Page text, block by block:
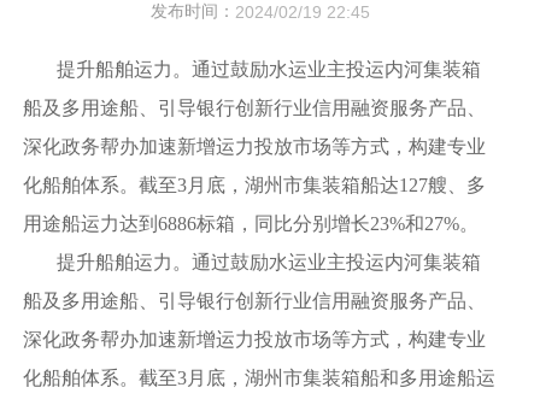
发布时间： 2024/02/19 22:45
提升船舶运力。通过鼓励水运业主投运内河集装箱
船及多用途船、引导银行创新行业信用融资服务产品、
深化政务帮办加速新增运力投放市场等方式，构建专业
化船舶体系。截至3月底，湖州市集装箱船达127艘、多
用途船运力达到6886标箱，同比分别增长23%和27%。
提升船舶运力。通过鼓励水运业主投运内河集装箱
船及多用途船、引导银行创新行业信用融资服务产品、
深化政务帮办加速新增运力投放市场等方式，构建专业
化船舶体系。截至3月底，湖州市集装箱船和多用途船运